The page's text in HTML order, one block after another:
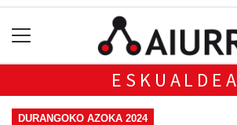
ESKUALDEA
DURANGOKO AZOKA 2024